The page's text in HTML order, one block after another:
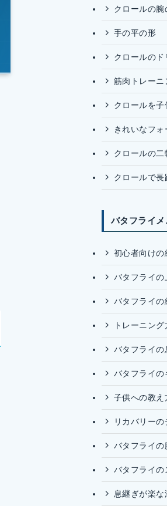
クロールの腕
手の平の形
クロールのド
筋肉トレーニ
クロールを
きれいなフ
クロールの二
クロールで
バタフライ
初心者向けの
バタフライの
バタフライの
トレーニング
バタフライの
バタフライの
子供への教え
リカバリーの
バタフライの
バタフライの
息継ぎが楽な